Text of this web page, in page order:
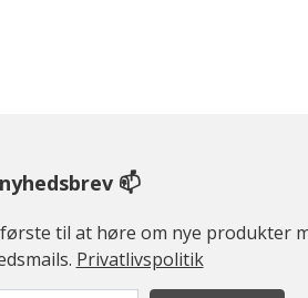
📫
til at høre om nye
Privatlivspolitik